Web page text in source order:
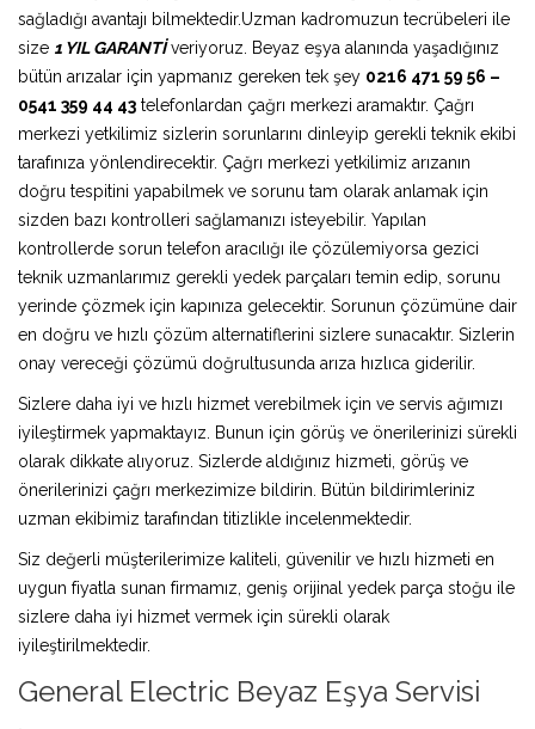
sağladığı avantajı bilmektedir.Uzman kadromuzun tecrübeleri ile
size 1 YIL GARANTİveriyoruz. Beyaz eşya alanında yaşadığınız
bütün arızalar için yapmanız gereken tek şey 0216 471 59 56 –
0541 359 44 43 telefonlardan çağrı merkezi aramaktır. Çağrı
merkezi yetkilimiz sizlerin sorunlarını dinleyip gerekli teknik ekibi
tarafınıza yönlendirecektir. Çağrı merkezi yetkilimiz arızanın
doğru tespitini yapabilmek ve sorunu tam olarak anlamak için
sizden bazı kontrolleri sağlamanızı isteyebilir. Yapılan
kontrollerde sorun telefon aracılığı ile çözülemiyorsa gezici
teknik uzmanlarımız gerekli yedek parçaları temin edip, sorunu
yerinde çözmek için kapınıza gelecektir. Sorunun çözümüne dair
en doğru ve hızlı çözüm alternatiflerini sizlere sunacaktır. Sizlerin
onay vereceği çözümü doğrultusunda arıza hızlıca giderilir.
Sizlere daha iyi ve hızlı hizmet verebilmek için ve servis ağımızı
iyileştirmek yapmaktayız. Bunun için görüş ve önerilerinizi sürekli
olarak dikkate alıyoruz. Sizlerde aldığınız hizmeti, görüş ve
önerilerinizi çağrı merkezimize bildirin. Bütün bildirimleriniz
uzman ekibimiz tarafından titizlikle incelenmektedir.
Siz değerli müşterilerimize kaliteli, güvenilir ve hızlı hizmeti en
uygun fiyatla sunan firmamız, geniş orijinal yedek parça stoğu ile
sizlere daha iyi hizmet vermek için sürekli olarak
iyileştirilmektedir.
General Electric Beyaz Eşya Servisi